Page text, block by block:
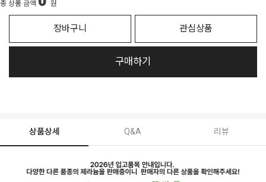
총 상품 금액 원
장바구니 관심상품
구매하기
상품상세 Q&A 리뷰